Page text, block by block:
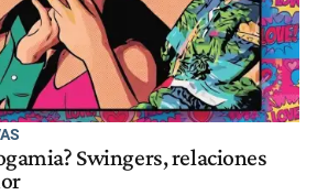
Swingers, relaciones